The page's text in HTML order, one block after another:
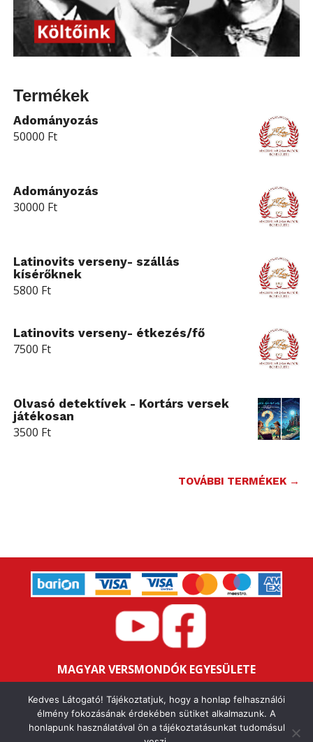
Termékek
Adományozás
50000 Ft
Adományozás
30000 Ft
Latinovits verseny- szállás
kísérőknek
5800 Ft
Latinovits verseny- étkezés/fő
7500 Ft
Olvasó detektívek - Kortárs versek
játékosan
3500 Ft
TOVÁBBI TERMÉKEK →
MAGYAR VERSMONDÓK EGYESÜLETE
Bankszámlaszám: 16200106-11646259
Adószám: 18047352-1-43
Kedves Látogató! Tájékoztatjuk, hogy a honlap felhasználói
élmény fokozásának érdekében sütiket alkalmazunk. A
honlapunk használatával ön a tájékoztatásunkat tudomásul